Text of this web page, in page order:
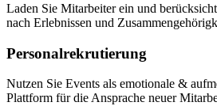
Laden Sie Mitarbeiter ein und
nach Erlebnissen und
Personalrekrutierung
Nutzen Sie Events als emotionale &
Plattform für die Ansprache neuer